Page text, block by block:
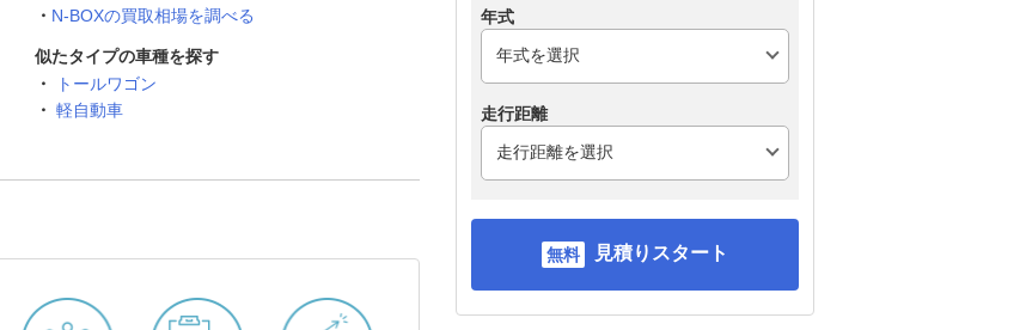
N-BOXの買取相場を調べる
似たタイプの車種を探す
トールワゴン
軽自動車
年式
走行距離
見積りスタート